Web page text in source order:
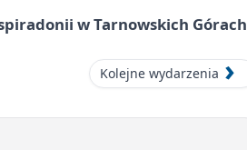
w Tarnowskich Górach
Kolejne wydarzenia